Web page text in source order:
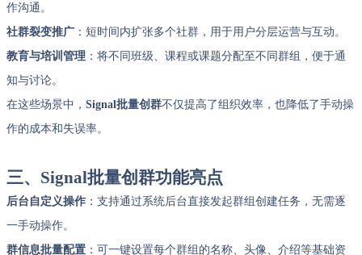
作沟通。
社群裂变推广 ：短时间内扩张多个社群，用于用户分层运营与互动。
教育与培训管理 ：将不同班级、课程或课题分配至不同群组，便于通
知与讨论。
在这些场景中， Signal批量创群不仅提高了组织效率，也降低了手动操
作的成本和失误率。
三、Signal批量创群功能亮点
后台自定义操作 ：支持通过系统后台直接发起群组创建任务，无需逐
一手动操作。
群信息批量配置 ：可一键设置每个群组的名称、头像、介绍等基础资